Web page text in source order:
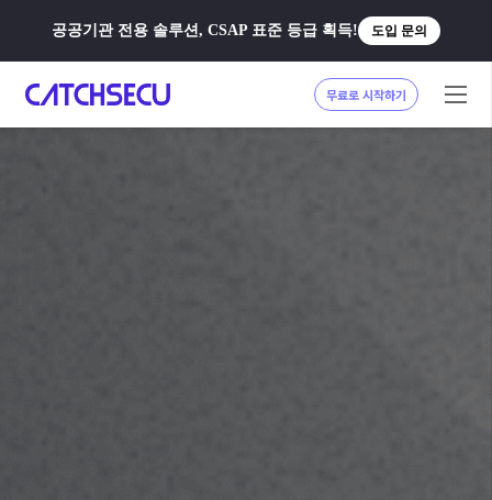
공공기관 전용 솔루션, CSAP 표준 등급 획득! 도입 문의
무료로 시작하기